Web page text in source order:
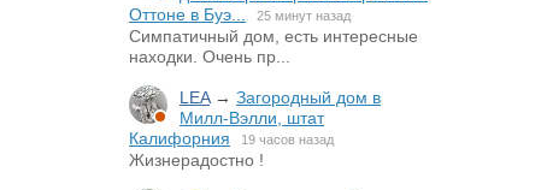
Оттоне в Буэ...
25 минут назад
Симпатичный дом, есть интересные
находки. Очень пр...
LEA→ Загородный дом в
Милл-Вэлли, штат
Калифорния
19 часов назад
Жизнерадостно !